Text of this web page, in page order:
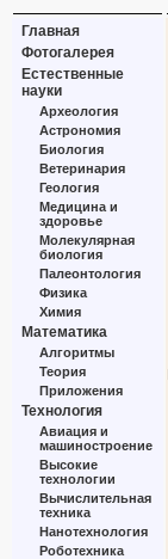
Главная
Фотогалерея
Естественные
науки
Археология
Астрономия
Биология
Ветеринария
Геология
Медицина и
здоровье
Молекулярная
биология
Палеонтология
Физика
Химия
Математика
Алгоритмы
Теория
Приложения
Технология
Авиация и
машиностроение
Высокие
технологии
Вычислительная
техника
Нанотехнология
Роботехника